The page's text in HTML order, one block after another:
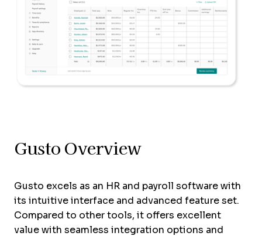
Gusto Overview
Gusto excels as an HR and payroll software with
its intuitive interface and advanced feature set.
Compared to other tools, it offers excellent
value with seamless integration options and